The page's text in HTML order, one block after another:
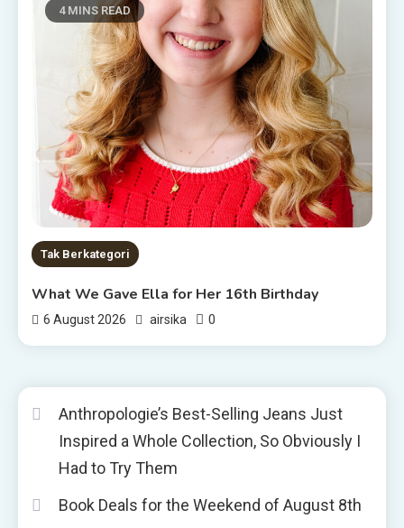
4 MINS READ
Tak Berkategori
What We Gave Ella for Her 16th Birthday
6 August 2026 airsika 0
Anthropologie’s Best-Selling Jeans Just
Inspired a Whole Collection, So Obviously I
Had to Try Them
Book Deals for the Weekend of August 8th